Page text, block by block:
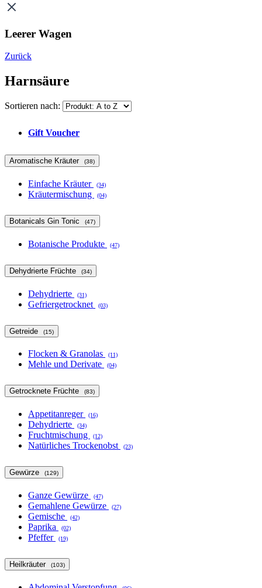
Leerer Wagen
Zurück
Harnsäure
Sortieren nach:
Gift Voucher
Aromatische Kräuter (38)
Einfache Kräuter (34)
Kräutermischung (04)
Botanicals Gin Tonic (47)
Botanische Produkte (47)
Dehydrierte Früchte (34)
Dehydrierte (31)
Gefriergetrocknet (03)
Getreide (15)
Flocken & Granolas (11)
Mehle und Derivate (04)
Getrocknete Früchte (83)
Appetitanreger (16)
Dehydrierte (34)
Fruchtmischung (12)
Natürliches Trockenobst (23)
Gewürze (129)
Ganze Gewürze (47)
Gemahlene Gewürze (27)
Gemische (42)
Paprika (02)
Pfeffer (19)
Heilkräuter (103)